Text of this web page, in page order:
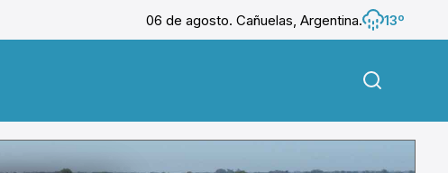
06 de agosto. Cañuelas, Argentina.
13º